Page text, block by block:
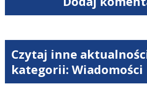
Czytaj inne
kategorii: Wiadomości